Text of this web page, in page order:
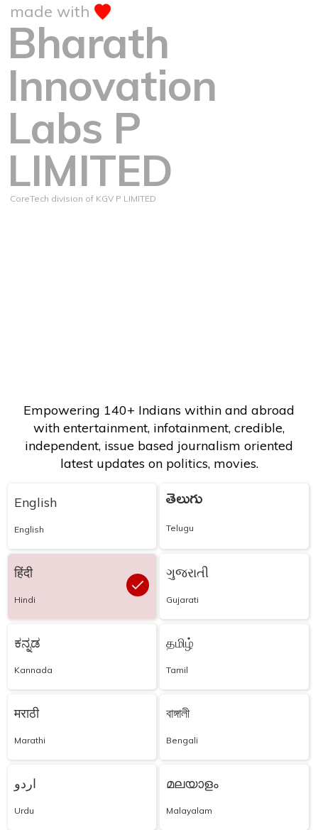
made with
Bharath
Innovation
Labs P
LIMITED
CoreTech division of KGV P LIMITED
Empowering 140+ Indians within and abroad
with entertainment, infotainment, credible,
independent, issue based journalism oriented
latest updates on politics, movies.
English
English
తెలుగు
Telugu
हिंदी
Hindi
ગુજરાતી
Gujarati
ಕನ್ನಡ
Kannada
தமிழ்
Tamil
मराठी
Marathi
বাঙ্গালী
Bengali
اردو
Urdu
മലയാളം
Malayalam